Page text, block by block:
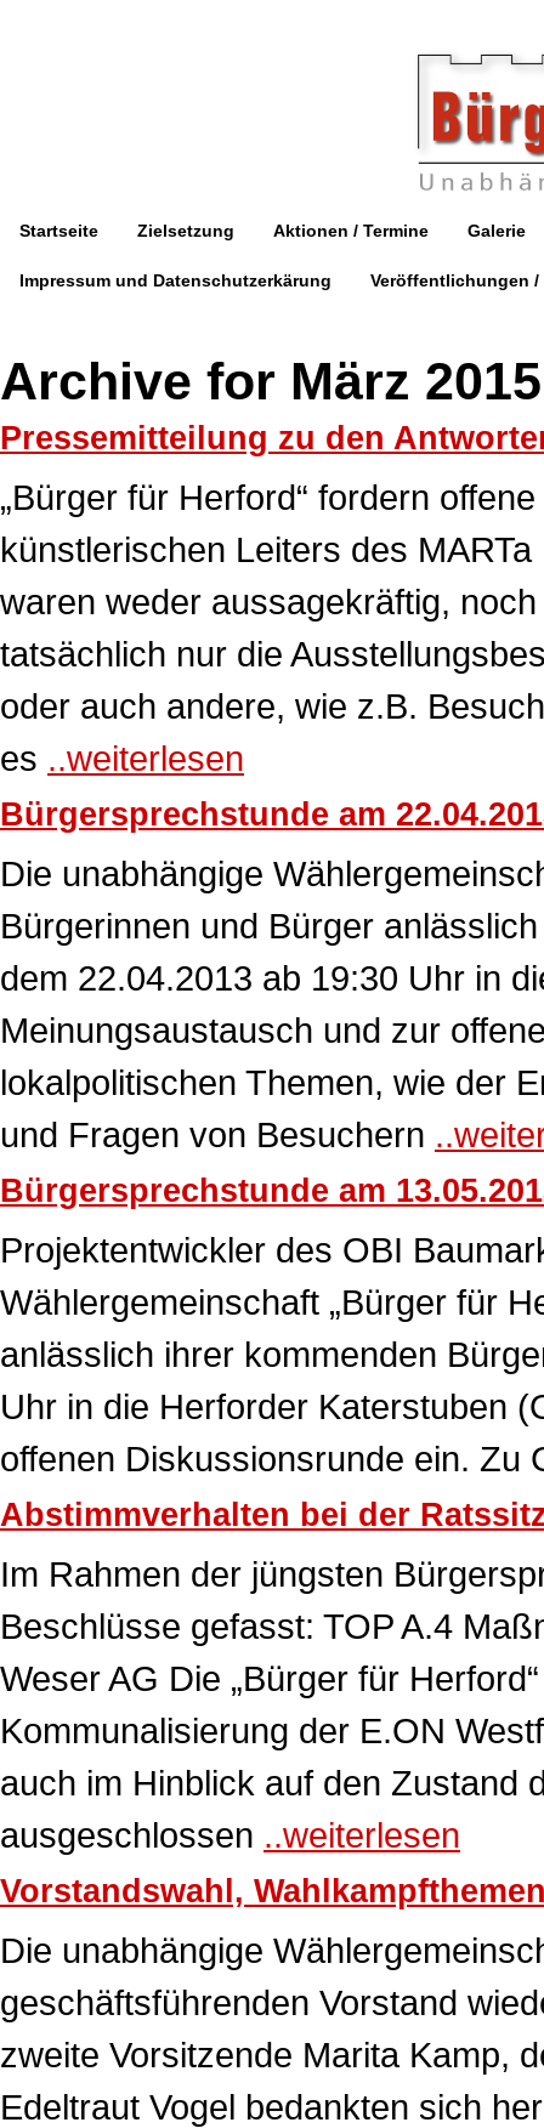
Startseite Zielsetzung Aktionen / Termine Galerie
Impressum und Datenschutzerkärung Veröffentlichungen /
Archive for März 2015
Pressemitteilung zu den
„Bürger für Herford“ fordern
künstlerischen Leiters des
waren weder aussagekräftig,
tatsächlich nur die
oder auch andere, wie z.B.
es ..weiterlesen
Bürgersprechstunde am
Die unabhängige
Bürgerinnen und Bürger
dem 22.04.2013 ab 19:30 Uhr in
Meinungsaustausch und zur
lokalpolitischen Themen, wie der
und Fragen von Besuchern
Bürgersprechstunde am
Projektentwickler des OBI
Wählergemeinschaft „Bürger für
anlässlich ihrer kommenden
Uhr in die Herforder Katerstuben
offenen Diskussionsrunde ein. Zu
Abstimmverhalten bei der
Im Rahmen der jüngsten
Beschlüsse gefasst: TOP A.4
Weser AG Die „Bürger für
Kommunalisierung der E.ON
auch im Hinblick auf den Zustand
ausgeschlossen ..weiterlesen
Vorstandswahl,
Die unabhängige
geschäftsführenden Vorstand
zweite Vorsitzende Marita Kamp,
Edeltraut Vogel bedankten sich